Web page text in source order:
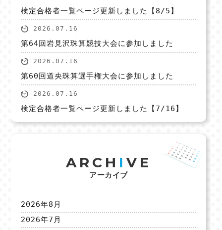
検定合格者一覧ページ更新しました【8/5】
2026.07.16
第64回岩見沢珠算競技大会に参加しました
2026.07.16
第60回道央珠算選手権大会に参加しました
2026.07.16
検定合格者一覧ページ更新しました【7/16】
ARCH I VE
アーカイブ
2026年8月
2026年7月